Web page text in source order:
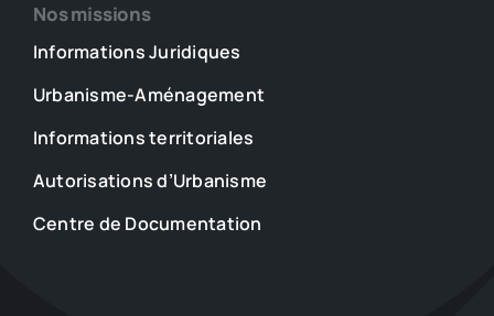
Nos missions
Informations Juridiques
Urbanisme-Aménagement
Informations territoriales
Autorisations d’Urbanisme
Centre de Documentation